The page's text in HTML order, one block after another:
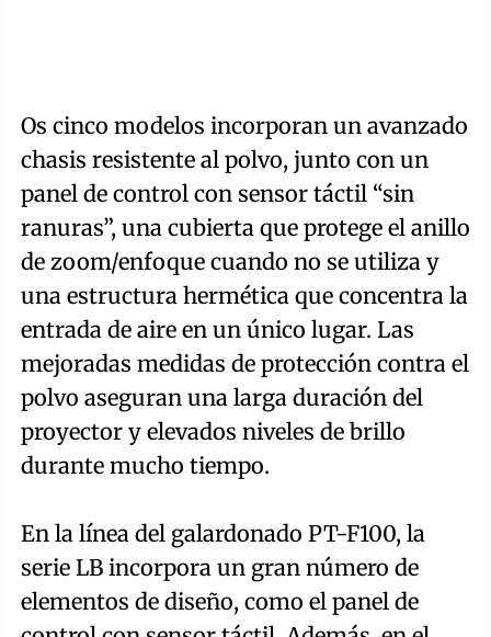
Os cinco modelos incorporan un avanzado
chasis resistente al polvo, junto con un
panel de control con sensor táctil “sin
ranuras”, una cubierta que protege el anillo
de zoom/enfoque cuando no se utiliza y
una estructura hermética que concentra la
entrada de aire en un único lugar. Las
mejoradas medidas de protección contra el
polvo aseguran una larga duración del
proyector y elevados niveles de brillo
durante mucho tiempo.
En la línea del galardonado PT-F100, la
serie LB incorpora un gran número de
elementos de diseño, como el panel de